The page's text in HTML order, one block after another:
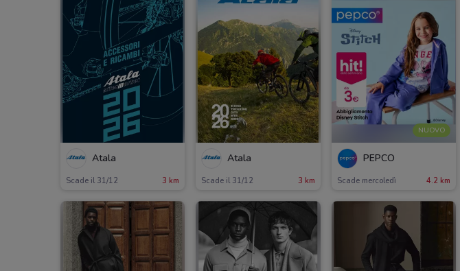
Atala
Scade il 31/12 3 km
Atala
Scade il 31/12 3 km
NUOVO
PEPCO
Scade mercoledì 4.2 km